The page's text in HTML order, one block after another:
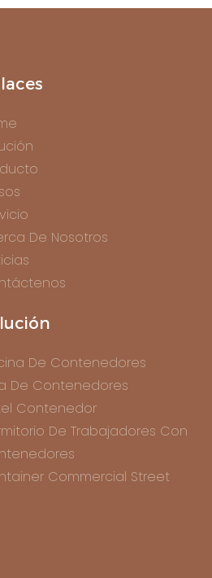
De Nosotros
De Contenedores
De Contenedores
Contenedor
De Trabajadores Con
Commercial Street